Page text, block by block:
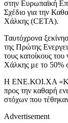
στην Ευρωπαϊκή
Σχέδιο για την
Χάλκης (CETA).
Ταυτόχρονα
της Πρώτης
τους κατοίκους
Χάλκης με το 50%
Η ΕΝΕ.ΚΟΙ.ΧΑ
προς την καθαρή
στόχων που
Advertisement